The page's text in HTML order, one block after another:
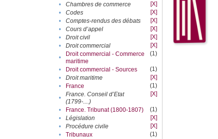
•
Chambres de commerce
[X]
•
Codes
[X]
•
Comptes-rendus des débats
[X]
•
Cours d’appel
[X]
•
Droit civil
[X]
•
Droit commercial
[X]
•
Droit commercial - Commerce
maritime
(1)
• Droit commercial - Sources
(1)
•
Droit maritime
[X]
•
France
(1)
•
France. Conseil d’Etat
(1799-....)
[X]
• France. Tribunat (1800-1807)
(1)
•
Législation
[X]
•
Procédure civile
[X]
•
Tribunaux
(1)